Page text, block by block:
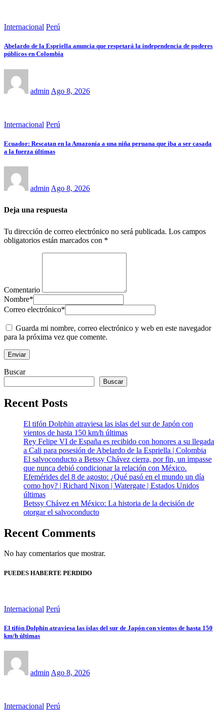
Internacional Perú
Abelardo de la Espriella anuncia que respetará la independencia de poderes
públicos en Colombia
admin Ago 8, 2026
Internacional Perú
Ecuador: Rescatan en la Amazonía a una niña peruana que iba a ser casada
a la fuerza últimas
admin Ago 8, 2026
Deja una respuesta
Tu dirección de correo electrónico no será publicada. Los campos
obligatorios están marcados con *
Comentario
Nombre*
Correo electrónico*
Guarda mi nombre, correo electrónico y web en este navegador
para la próxima vez que comente.
Buscar
Buscar
Recent Posts
El tifón Dolphin atraviesa las islas del sur de Japón con
vientos de hasta 150 km/h últimas
Rey Felipe VI de España es recibido con honores a su llegada
a Cali para posesión de Abelardo de la Espriella | Colombia
El salvoconducto a Betssy Chávez cierra, por fin, un impasse
que nunca debió condicionar la relación con México.
Efemérides del 8 de agosto: ¿Qué pasó en el mundo un día
como hoy? | Richard Nixon | Watergate | Estados Unidos
últimas
Betssy Chávez en México: La historia de la decisión de
otorgar el salvoconducto
Recent Comments
No hay comentarios que mostrar.
PUEDES HABERTE PERDIDO
Internacional Perú
El tifón Dolphin atraviesa las islas del sur de Japón con vientos de hasta 150
km/h últimas
admin Ago 8, 2026
Internacional Perú